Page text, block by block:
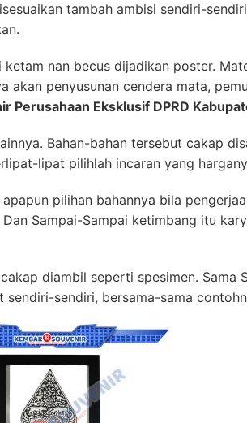
tambah ambisi sendiri-
nan becus dijadikan poster.
akan penyusunan cendera mata,
Perusahaan Eksklusif DPRD
Bahan-bahan tersebut cakap
lipat pilihlah incaran yang
pilihan bahannya bila
Sampai-Sampai ketimbang itu
diambil seperti spesimen. Sama
sendiri-sendiri, bersama-sama